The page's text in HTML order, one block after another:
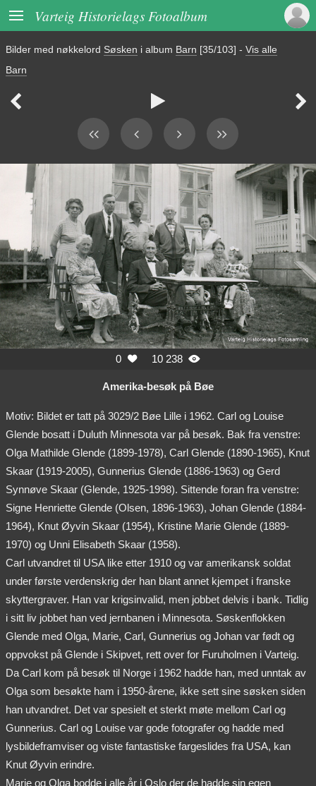
 Varteig Historielags Fotoalbum
Bilder med nøkkelord Søsken i album Barn [35/103] - Vis alle
Barn
  
0  10 238 
Amerika-besøk på Bøe
Motiv: Bildet er tatt på 3029/2 Bøe Lille i 1962. Carl og Louise
Glende bosatt i Duluth Minnesota var på besøk. Bak fra venstre:
Olga Mathilde Glende (1899-1978), Carl Glende (1890-1965), Knut
Skaar (1919-2005), Gunnerius Glende (1886-1963) og Gerd
Synnøve Skaar (Glende, 1925-1998). Sittende foran fra venstre:
Signe Henriette Glende (Olsen, 1896-1963), Johan Glende (1884-
1964), Knut Øyvin Skaar (1954), Kristine Marie Glende (1889-
1970) og Unni Elisabeth Skaar (1958).
Carl utvandret til USA like etter 1910 og var amerikansk soldat
under første verdenskrig der han blant annet kjempet i franske
skyttergraver. Han var krigsinvalid, men jobbet delvis i bank. Tidlig
i sitt liv jobbet han ved jernbanen i Minnesota. Søskenflokken
Glende med Olga, Marie, Carl, Gunnerius og Johan var født og
oppvokst på Glende i Skipvet, rett over for Furuholmen i Varteig.
Da Carl kom på besøk til Norge i 1962 hadde han, med unntak av
Olga som besøkte ham i 1950-årene, ikke sett sine søsken siden
han utvandret. Det var spesielt et sterkt møte mellom Carl og
Gunnerius. Carl og Louise var gode fotografer og hadde med
lysbildeframviser og viste fantastiske fargeslides fra USA, kan
Knut Øyvin erindre.
Marie og Olga bodde i alle år i Oslo der de hadde sin egen